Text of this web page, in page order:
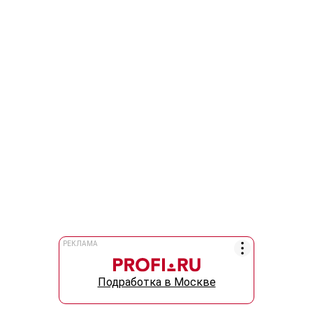
РЕКЛАМА
Подработка в Москве